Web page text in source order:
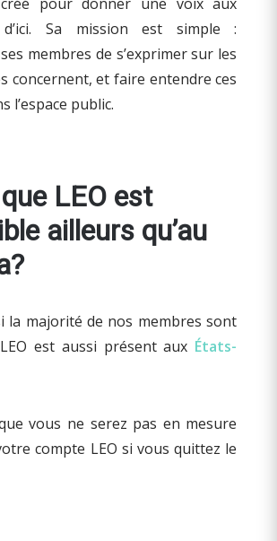
d’ici. Sa mission est simple :
membres de s’exprimer sur les
concernent, et faire entendre ces
l’espace public.
LEO est
ailleurs qu’au
la majorité de nos membres sont
est aussi présent aux États-
vous ne serez pas en mesure
compte LEO si vous quittez le